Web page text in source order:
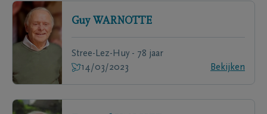
Guy WARNOTTE
Stree-Lez-Huy - 78 jaar
14/03/2023
Bekijken